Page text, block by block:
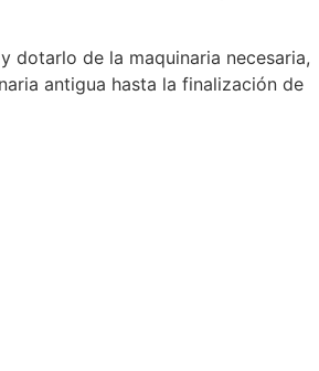
dotarlo de la maquinaria necesaria,
antigua hasta la finalización de